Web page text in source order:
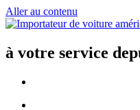
Aller au contenu
à votre service